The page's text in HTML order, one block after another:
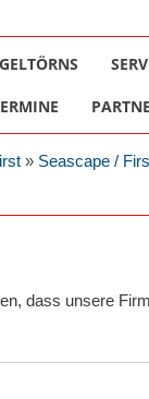
» Seascape /
dass unsere